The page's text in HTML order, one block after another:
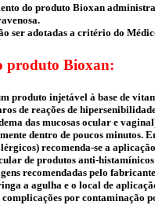
do produto Bioxan
ser adotadas a critério do
produto Bioxan:
produto injetável à base de
de reações de
das mucosas ocular e
dentro de poucos minutos.
recomenda-se a
de produtos anti-
recomendadas pelo
a agulha e o local de
complicações por contaminação